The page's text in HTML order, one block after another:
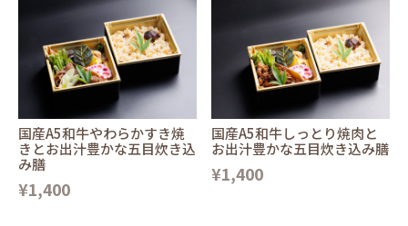
国産A5和牛やわらかすき焼
きとお出汁豊かな五目炊き込
み膳
¥1,400
国産A5和牛しっとり焼肉と
お出汁豊かな五目炊き込み膳
¥1,400